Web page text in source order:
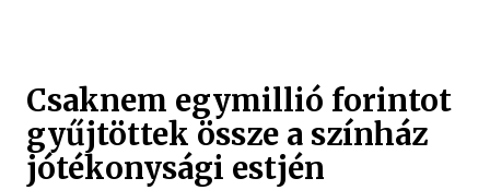
Csaknem egymillió forintot
gyűjtöttek össze a színház
jótékonysági estjén